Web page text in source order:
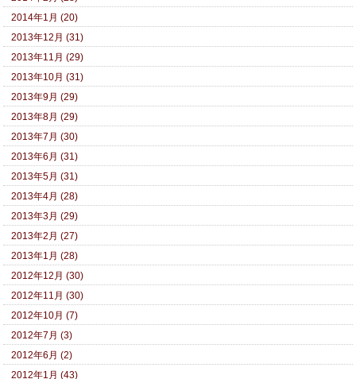
2014年1月 (20)
2013年12月 (31)
2013年11月 (29)
2013年10月 (31)
2013年9月 (29)
2013年8月 (29)
2013年7月 (30)
2013年6月 (31)
2013年5月 (31)
2013年4月 (28)
2013年3月 (29)
2013年2月 (27)
2013年1月 (28)
2012年12月 (30)
2012年11月 (30)
2012年10月 (7)
2012年7月 (3)
2012年6月 (2)
2012年1月 (43)